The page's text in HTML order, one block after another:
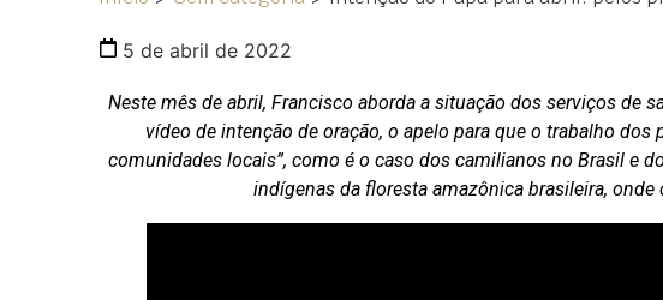
5 de abril de 2022
Neste mês de abril, Francisco aborda a situação dos serviços de
vídeo de intenção de oração, o apelo para que o trabalho
comunidades locais”, como é o caso dos camilianos no Brasil e
indígenas da floresta amazônica brasileira,